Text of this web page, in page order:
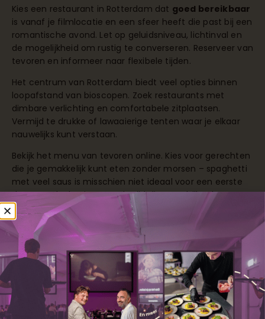
Kies een restaurant in Rotterdam dat goed bereikbaar
is vanaf je filmlocatie en een sfeer heeft die past bij een
romantische avond. Let op geluidsniveau, lichtinval en
de mogelijkheid om rustig te converseren. Reserveer van
tevoren en informeer naar flexibele tijden.
Het centrum van Rotterdam biedt veel opties binnen
loopafstand van bioscopen. Zoek restaurants met
dimbare verlichting en comfortabele zitplaatsen.
Vermijd te drukke of lawaaierige tenten waar je elkaar
nauwelijks kunt verstaan.
Bekijk het menu van tevoren online. Kies voor gerechten
die je gemakkelijk kunt eten zonder morsen – spaghetti
met veel saus is misschien niet ideaal voor een eerste
date. Houd rekening met de tijd die verschillende
gerechten kosten om te bereiden en serveren.
Wat is de beste volgorde: eerst eten of
eerst film kijken?
Eerst dineren en daarna naar de film werkt meestal het
beste voor date nights. Je kunt rustig kennismaken
tijdens het eten, over de film praten die je gaat zien, en